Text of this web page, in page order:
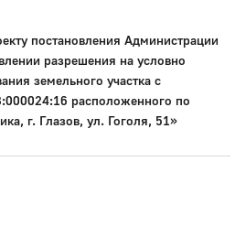
постановления Администрации
разрешения на условно
земельного участка с
расположенного по
г. Глазов, ул. Гоголя, 51»